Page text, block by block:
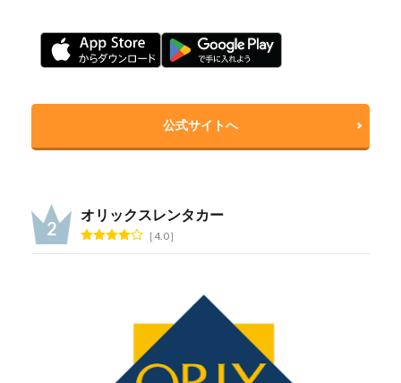
公式サイトへ
オリックスレンタカー
4.0